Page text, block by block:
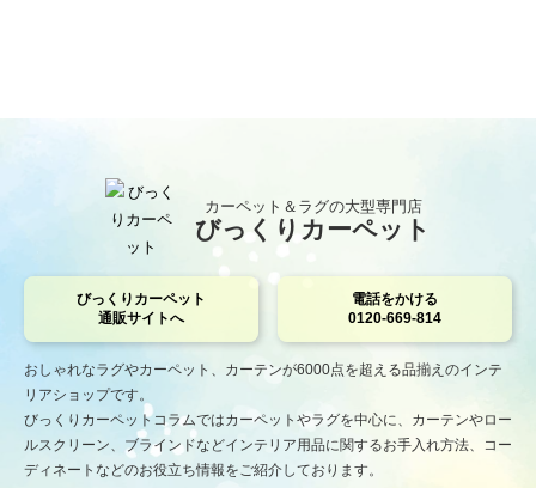
カーペット＆ラグの大型専門店
びっくりカーペット
びっくりカーペット
通販サイトへ
電話をかける
0120-669-814
おしゃれなラグやカーペット、カーテンが6000点を超える品揃えのインテ
リアショップです。
びっくりカーペットコラムではカーペットやラグを中心に、カーテンやロー
ルスクリーン、ブラインドなどインテリア用品に関するお手入れ方法、コー
ディネートなどのお役立ち情報をご紹介しております。